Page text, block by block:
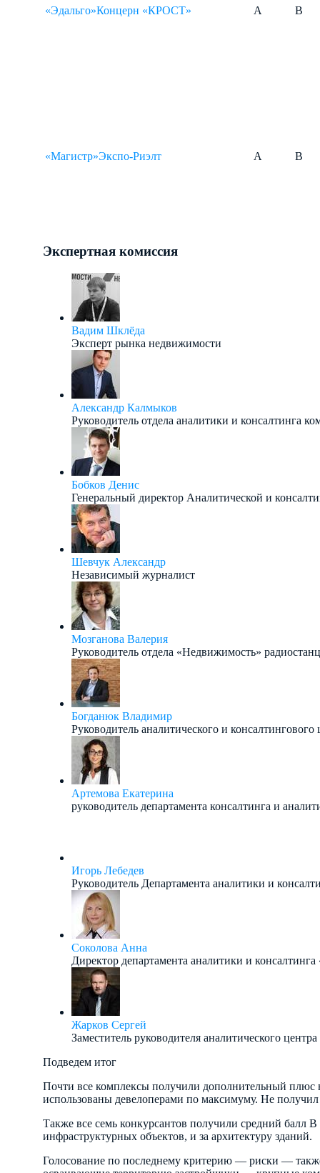
«Эдальго»Концерн «КРОСТ» A B
«Магистр»Экспо-Риэлт A B
Экспертная комиссия
Вадим Шклёда
Эксперт рынка недвижимости
Александр Калмыков
Руководитель отдела аналитики и консалтинга
Бобков Денис
Генеральный директор Аналитической и
Шевчук Александр
Независимый журналист
Мозганова Валерия
Руководитель отдела «Недвижимость»
Богданюк Владимир
Руководитель аналитического и консалтингового
Артемова Екатерина
руководитель департамента консалтинга и
Игорь Лебедев
Руководитель Департамента аналитики и
Соколова Анна
Директор департамента аналитики и
Жарков Сергей
Заместитель руководителя аналитического
Подведем итог
Почти все комплексы получили дополнительный плюс
использованы девелоперами по максимуму. Не получил
Также все семь конкурсантов получили средний балл
инфраструктурных объектов, и за архитектуру зданий.
Голосование по последнему критерию — риски —